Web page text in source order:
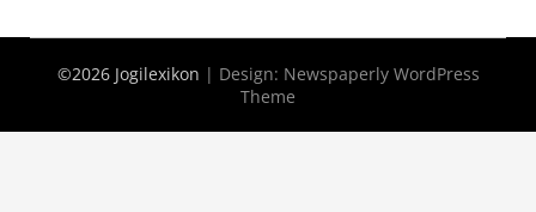
©2026 Jogilexikon | Design: Newspaperly WordPress
Theme